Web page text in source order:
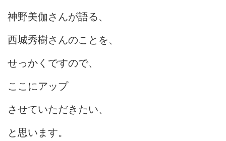
神野美伽さんが語る、
西城秀樹さんのことを、
せっかくですので、
ここにアップ
させていただきたい、
と思います。